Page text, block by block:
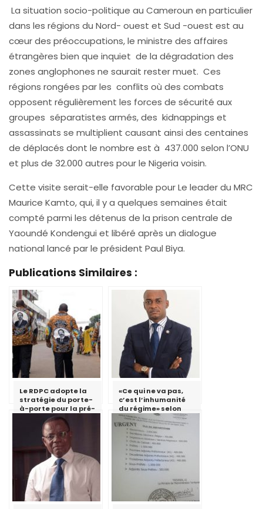
La situation socio-politique au Cameroun en particulier
dans les régions du Nord- ouest et Sud -ouest est au
cœur des préoccupations, le ministre des affaires
étrangères bien que inquiet de la dégradation des
zones anglophones ne saurait rester muet. Ces
régions rongées par les conflits où des combats
opposent régulièrement les forces de sécurité aux
groupes séparatistes armés, des kidnappings et
assassinats se multiplient causant ainsi des centaines
de déplacés dont le nombre est à 437.000 selon l’ONU
et plus de 32.000 autres pour le Nigeria voisin.
Cette visite serait-elle favorable pour Le leader du MRC
Maurice Kamto, qui, il y a quelques semaines était
compté parmi les détenus de la prison centrale de
Yaoundé Kondengui et libéré après un dialogue
national lancé par le président Paul Biya.
Publications Similaires :
Le RDPC adopte la
stratégie du porte-
à-porte pour la pré-
campagne
électorale dans la
région de
l’Adamaoua
«Ce qui ne va pas,
c’est l’inhumanité
du régime» selon
Cabral Libii